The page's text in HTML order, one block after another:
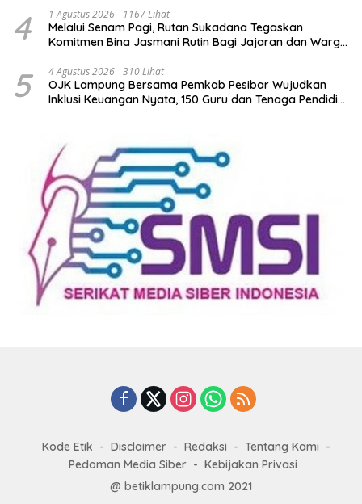
4 1 Agustus 2026 1167 Lihat
Melalui Senam Pagi, Rutan Sukadana Tegaskan
Komitmen Bina Jasmani Rutin Bagi Jajaran dan Warga
5 4 Agustus 2026 310 Lihat
OJK Lampung Bersama Pemkab Pesibar Wujudkan
Inklusi Keuangan Nyata, 150 Guru dan Tenaga Pendidik
Kode Etik Disclaimer Redaksi
Tentang Kami
Pedoman Media Siber
Kebijakan Privasi
@ betiklampung.com 2021